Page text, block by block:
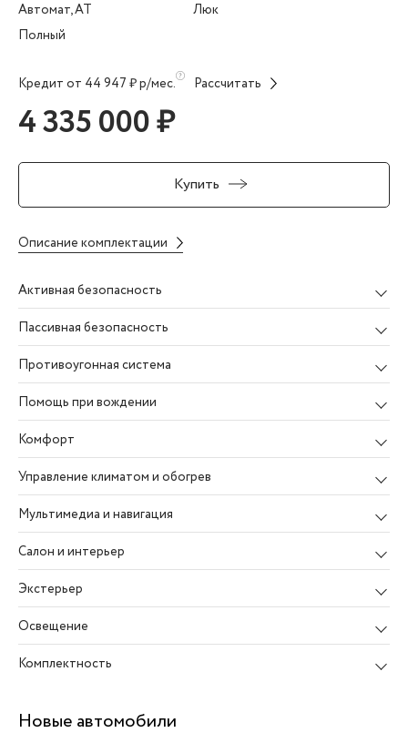
Автомат, AT
Полный
Люк
Кредит от 44 947 ₽ р/мес. Рассчитать
4 335 000 ₽
Купить
Описание комплектации
Активная безопасность
Пассивная безопасность
Противоугонная система
Помощь при вождении
Комфорт
Управление климатом и обогрев
Мультимедиа и навигация
Салон и интерьер
Экстерьер
Освещение
Комплектность
Новые автомобили